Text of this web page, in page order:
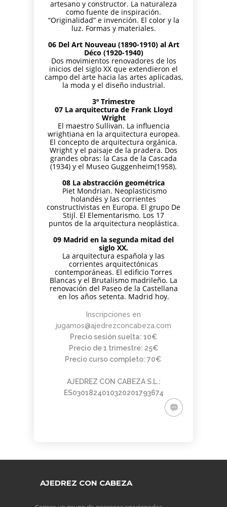
artesano y constructor. La naturaleza
como fuente de inspiración.
“Originalidad” e invención. El color y la
luz. Formas y materiales.
06 Del Art Nouveau (1890-1910) al Art
Déco (1920-1940)
Dos movimientos renovadores de los
inicios del siglo XX que extendieron el
campo del arte hacia las artes aplicadas,
la moda y el diseño industrial.
3º Trimestre
07 La arquitectura de Frank Lloyd
Wright
El maestro Sullivan. La influencia
wrightiana en la arquitectura europea.
El concepto de arquitectura orgánica.
Wright y el paisaje de la pradera. Dos
grandes obras: la Casa de la Cascada
(1934) y el Museo Guggenheim(1958).
08 La abstracción geométrica
Piet Mondrian. Neoplasticismo
holandés y las corrientes
constructivistas en Europa. El grupo De
Stijl. El Elementarismo. Los 17
puntos de la arquitectura neoplástica.
09 Madrid en la segunda mitad del
siglo XX.
La arquitectura española y las
corrientes arquitectónicas
contemporáneas. El edificio Torres
Blancas y el Brutalismo madrileño. La
renovación del Paseo de la Castellana
en los años setenta. Madrid hoy.
Inscripciones en
jugamos@ajedrezconcabeza.com
Precio sesión suelta: 10€
Precio de 1 trimestre: 25€
Precio curso completo: 70€
AJEDREZ CON CABEZA S.L.:
ES0301824010320201793674
AJEDREZ CON CABEZA